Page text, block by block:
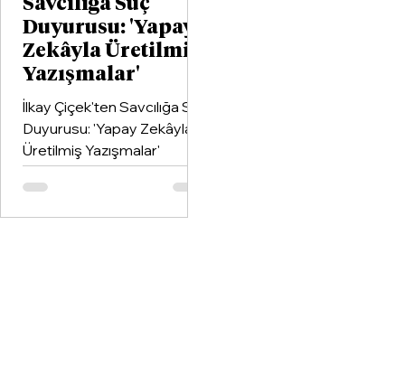
Savcılığa Suç
Duyurusu: 'Yapay
Zekâyla Üretilmiş
Yazışmalar'
İlkay Çiçek'ten Savcılığa Suç
Duyurusu: 'Yapay Zekâyla
Üretilmiş Yazışmalar'